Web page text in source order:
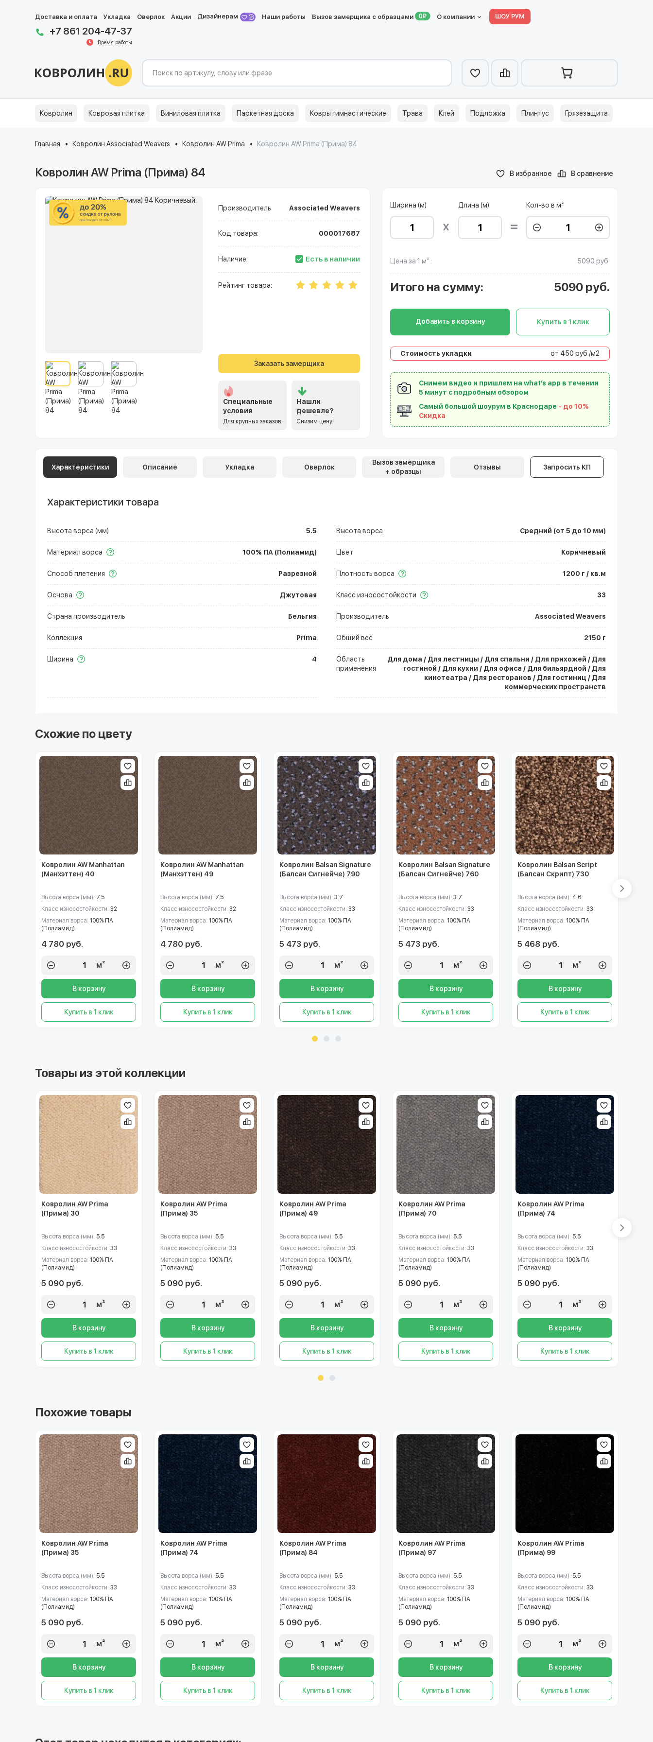
Доставка и оплата Укладка Оверлок Акции Дизайнерам Наши работы Вызов замерщика с образцами О компании ШОУ РУМ
+7 861 204-47-37
Время работы
Ковролин Ковровая плитка Виниловая плитка Паркетная доска Ковры гимнастические Трава Клей Подложка Плинтус Грязезащита
Главная Ковролин Associated Weavers Ковролин AW Prima Ковролин AW Prima (Прима) 84
Ковролин AW Prima (Прима) 84 В избранное В сравнение
Производитель Associated Weavers
Код товара: 000017687
Наличие: Есть в наличии
Рейтинг товара:
Заказать замерщика
Специальные
условия
Для крупных заказов
Нашли
дешевле?
Снизим цену!
Ширина (м) Длина (м) Кол-во в м²
Цена за 1 м² : 5090 руб.
Итого на сумму: 5090 руб.
Добавить в корзину Купить в 1 клик
Стоимость укладки от 450 руб./м2
Снимем видео и пришлем на what’s app в течении
5 минут с подробным обзором
Самый большой шоурум в Краснодаре - до 10%
Скидка
Характеристики Описание Укладка Оверлок
Вызов замерщика
+ образцы
Отзывы Запросить КП
Характеристики товара
Высота ворса (мм) 5.5 Высота ворса Средний (от 5 до 10 мм)
Материал ворса 100% ПА (Полиамид) Цвет Коричневый
Способ плетения Разрезной Плотность ворса 1200 г / кв.м
Основа Джутовая Класс износостойкости 33
Страна производитель Бельгия Производитель Associated Weavers
Коллекция Prima Общий вес 2150 г
Ширина 4
Область
применения
Для дома / Для лестницы / Для спальни / Для прихожей / Для
гостиной / Для кухни / Для офиса / Для бильярдной / Для
кинотеатра / Для ресторанов / Для гостиниц / Для
коммерческих пространств
Схожие по цвету
Ковролин AW Manhattan
(Манхэттен) 40
Высота ворса (мм): 7.5
Класс износостойкости: 32
Материал ворса: 100% ПА
(Полиамид)
4 780 руб.
м²
В корзину
Купить в 1 клик
Ковролин AW Manhattan
(Манхэттен) 49
Высота ворса (мм): 7.5
Класс износостойкости: 32
Материал ворса: 100% ПА
(Полиамид)
4 780 руб.
м²
В корзину
Купить в 1 клик
Ковролин Balsan Signature
(Балсан Сигнейче) 790
Высота ворса (мм): 3.7
Класс износостойкости: 33
Материал ворса: 100% ПА
(Полиамид)
5 473 руб.
м²
В корзину
Купить в 1 клик
Ковролин Balsan Signature
(Балсан Сигнейче) 760
Высота ворса (мм): 3.7
Класс износостойкости: 33
Материал ворса: 100% ПА
(Полиамид)
5 473 руб.
м²
В корзину
Купить в 1 клик
Ковролин Balsan Script
(Балсан Скрипт) 730
Высота ворса (мм): 4.6
Класс износостойкости: 33
Материал ворса: 100% ПА
(Полиамид)
5 468 руб.
м²
В корзину
Купить в 1 клик
Товары из этой коллекции
Ковролин AW Prima
(Прима) 30
Высота ворса (мм): 5.5
Класс износостойкости: 33
Материал ворса: 100% ПА
(Полиамид)
5 090 руб.
м²
В корзину
Купить в 1 клик
Ковролин AW Prima
(Прима) 35
Высота ворса (мм): 5.5
Класс износостойкости: 33
Материал ворса: 100% ПА
(Полиамид)
5 090 руб.
м²
В корзину
Купить в 1 клик
Ковролин AW Prima
(Прима) 49
Высота ворса (мм): 5.5
Класс износостойкости: 33
Материал ворса: 100% ПА
(Полиамид)
5 090 руб.
м²
В корзину
Купить в 1 клик
Ковролин AW Prima
(Прима) 70
Высота ворса (мм): 5.5
Класс износостойкости: 33
Материал ворса: 100% ПА
(Полиамид)
5 090 руб.
м²
В корзину
Купить в 1 клик
Ковролин AW Prima
(Прима) 74
Высота ворса (мм): 5.5
Класс износостойкости: 33
Материал ворса: 100% ПА
(Полиамид)
5 090 руб.
м²
В корзину
Купить в 1 клик
Похожие товары
Ковролин AW Prima
(Прима) 35
Высота ворса (мм): 5.5
Класс износостойкости: 33
Материал ворса: 100% ПА
(Полиамид)
5 090 руб.
м²
В корзину
Купить в 1 клик
Ковролин AW Prima
(Прима) 74
Высота ворса (мм): 5.5
Класс износостойкости: 33
Материал ворса: 100% ПА
(Полиамид)
5 090 руб.
м²
В корзину
Купить в 1 клик
Ковролин AW Prima
(Прима) 84
Высота ворса (мм): 5.5
Класс износостойкости: 33
Материал ворса: 100% ПА
(Полиамид)
5 090 руб.
м²
В корзину
Купить в 1 клик
Ковролин AW Prima
(Прима) 97
Высота ворса (мм): 5.5
Класс износостойкости: 33
Материал ворса: 100% ПА
(Полиамид)
5 090 руб.
м²
В корзину
Купить в 1 клик
Ковролин AW Prima
(Прима) 99
Высота ворса (мм): 5.5
Класс износостойкости: 33
Материал ворса: 100% ПА
(Полиамид)
5 090 руб.
м²
В корзину
Купить в 1 клик